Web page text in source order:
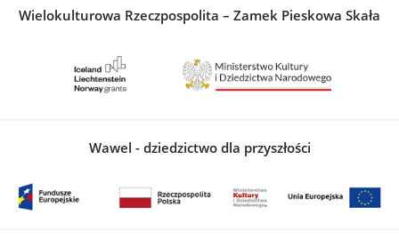
Wielokulturowa Rzeczpospolita – Zamek Pieskowa Skała
Wawel - dziedzictwo dla przyszłości